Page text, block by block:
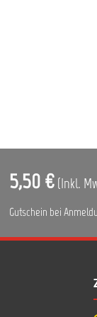
5,50 € (Inkl.
Gutschein bei